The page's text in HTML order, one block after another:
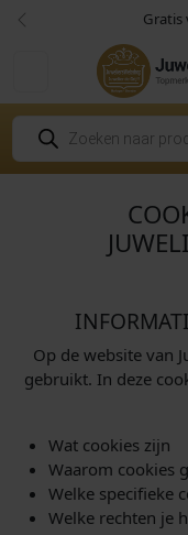
Skip to content
Skip to footer Gratis
Vorige
P
o
d
Op de website van
gebruikt. In deze
Wat cookies zijn
Waarom cookies
Welke specifieke
Welke rechten je